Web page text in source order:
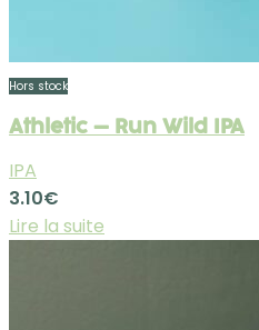
Hors stock
Athletic – Run Wild IPA
IPA
3.10€
Lire la suite